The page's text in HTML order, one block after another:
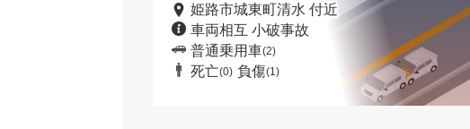
姫路市城東町清水 付近
車両相互 小破事故
普通乗用車(2)
死亡(0) 負傷(1)